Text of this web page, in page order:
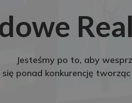
Jesteśmy po to, aby
ponad konkurencję